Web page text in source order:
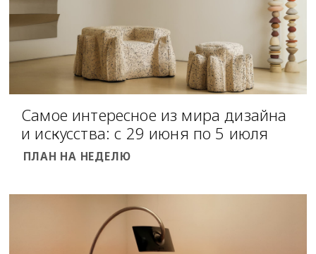
Самое интересное из мира дизайна
и искусства: с 29 июня по 5 июля
ПЛАН НА НЕДЕЛЮ